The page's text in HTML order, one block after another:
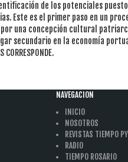
de los potenciales
Este es el primer paso en un
una concepción cultural
secundario en la economía
CORRESPONDE.
NAVEGACION
INICIO
NOSOTROS
REVISTAS TIEMPO
RADIO
TIEMPO ROSARIO